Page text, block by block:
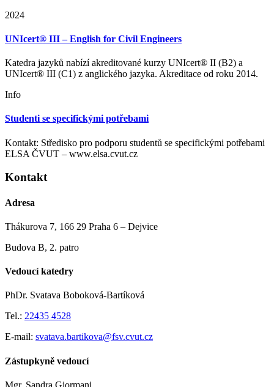
2024
UNIcert® III – English for Civil Engineers
Katedra jazyků nabízí akreditované kurzy UNIcert® II (B2) a
UNIcert® III (C1) z anglického jazyka. Akreditace od roku 2014.
Info
Studenti se specifickými potřebami
Kontakt: Středisko pro podporu studentů se specifickými potřebami
ELSA ČVUT – www.elsa.cvut.cz
Kontakt
Adresa
Thákurova 7, 166 29 Praha 6 – Dejvice
Budova B, 2. patro
Vedoucí katedry
PhDr. Svatava Boboková-Bartíková
Tel.: 22435 4528
E-mail: svatava.bartikova@fsv.cvut.cz
Zástupkyně vedoucí
Mgr. Sandra Giormani